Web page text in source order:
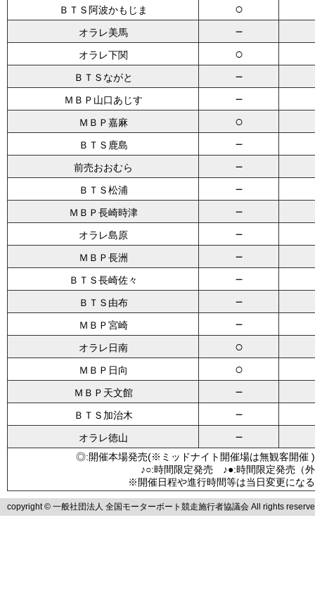
ＢＴＳ阿波かもじま ○
オラレ美馬 －
オラレ下関 ○
ＢＴＳながと －
ＭＢＰ山口あじす －
ＭＢＰ嘉麻 ○
ＢＴＳ鹿島 －
前売おおむら －
ＢＴＳ松浦 －
ＭＢＰ長崎時津 －
オラレ島原 －
ＭＢＰ長洲 －
ＢＴＳ長崎佐々 －
ＢＴＳ由布 －
ＭＢＰ宮崎 －
オラレ日南 ○
ＭＢＰ日向 ○
ＭＢＰ天文館 －
ＢＴＳ加治木 －
オラレ徳山 －
◎:開催本場発売(※ミッドナイト開催場は無観客
♪○:時間限定発売 ♪●:時間限定発売
※開催日程や進行時間等は当日変更にな
copyright © 一般社団法人 全国モーターボート競走施行者協議会 All rights